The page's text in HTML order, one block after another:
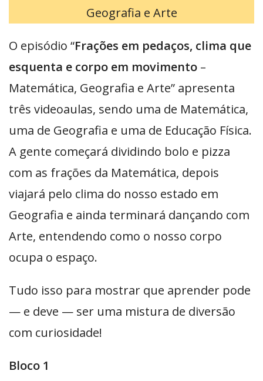
Geografia e Arte
O episódio “Frações em pedaços, clima que
esquenta e corpo em movimento –
Matemática, Geografia e Arte” apresenta
três videoaulas, sendo uma de Matemática,
uma de Geografia e uma de Educação Física.
A gente começará dividindo bolo e pizza
com as frações da Matemática, depois
viajará pelo clima do nosso estado em
Geografia e ainda terminará dançando com
Arte, entendendo como o nosso corpo
ocupa o espaço.
Tudo isso para mostrar que aprender pode
— e deve — ser uma mistura de diversão
com curiosidade!
Bloco 1